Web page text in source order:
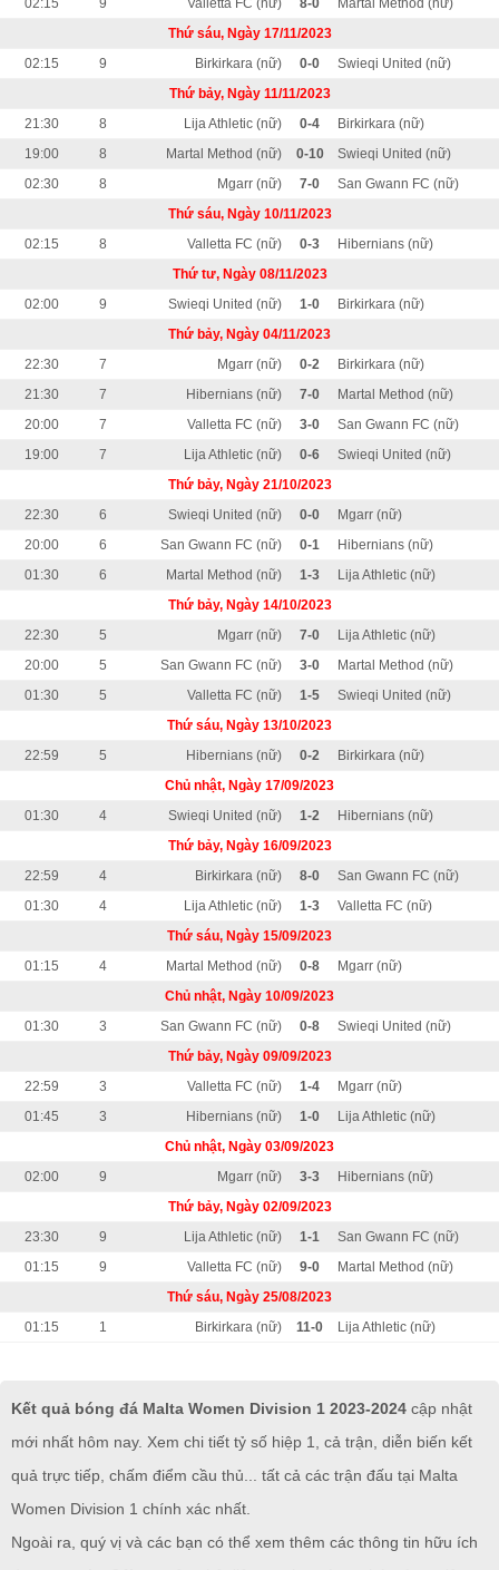
02:15
9 Valletta FC (nữ) 8-0
Martal Method (nữ)
Thứ sáu, Ngày 17/11/2023
02:15
9 Birkirkara (nữ) 0-0
Swieqi United (nữ)
Thứ bảy, Ngày 11/11/2023
21:30
8 Lija Athletic (nữ) 0-4
Birkirkara (nữ)
19:00
8 Martal Method (nữ) 0-10
Swieqi United (nữ)
02:30
8 Mgarr (nữ) 7-0
San Gwann FC (nữ)
Thứ sáu, Ngày 10/11/2023
02:15
8 Valletta FC (nữ) 0-3
Hibernians (nữ)
Thứ tư, Ngày 08/11/2023
02:00
9 Swieqi United (nữ) 1-0
Birkirkara (nữ)
Thứ bảy, Ngày 04/11/2023
22:30
7 Mgarr (nữ) 0-2
Birkirkara (nữ)
21:30
7 Hibernians (nữ) 7-0
Martal Method (nữ)
20:00
7 Valletta FC (nữ) 3-0
San Gwann FC (nữ)
19:00
7 Lija Athletic (nữ) 0-6
Swieqi United (nữ)
Thứ bảy, Ngày 21/10/2023
22:30
6 Swieqi United (nữ) 0-0
Mgarr (nữ)
20:00
6 San Gwann FC (nữ) 0-1
Hibernians (nữ)
01:30
6 Martal Method (nữ) 1-3
Lija Athletic (nữ)
Thứ bảy, Ngày 14/10/2023
22:30
5 Mgarr (nữ) 7-0
Lija Athletic (nữ)
20:00
5 San Gwann FC (nữ) 3-0
Martal Method (nữ)
01:30
5 Valletta FC (nữ) 1-5
Swieqi United (nữ)
Thứ sáu, Ngày 13/10/2023
22:59
5 Hibernians (nữ) 0-2
Birkirkara (nữ)
Chủ nhật, Ngày 17/09/2023
01:30
4 Swieqi United (nữ) 1-2
Hibernians (nữ)
Thứ bảy, Ngày 16/09/2023
22:59
4 Birkirkara (nữ) 8-0
San Gwann FC (nữ)
01:30
4 Lija Athletic (nữ) 1-3
Valletta FC (nữ)
Thứ sáu, Ngày 15/09/2023
01:15
4 Martal Method (nữ) 0-8
Mgarr (nữ)
Chủ nhật, Ngày 10/09/2023
01:30
3 San Gwann FC (nữ) 0-8
Swieqi United (nữ)
Thứ bảy, Ngày 09/09/2023
22:59
3 Valletta FC (nữ) 1-4
Mgarr (nữ)
01:45
3 Hibernians (nữ) 1-0
Lija Athletic (nữ)
Chủ nhật, Ngày 03/09/2023
02:00
9 Mgarr (nữ) 3-3
Hibernians (nữ)
Thứ bảy, Ngày 02/09/2023
23:30
9 Lija Athletic (nữ) 1-1
San Gwann FC (nữ)
01:15
9 Valletta FC (nữ) 9-0
Martal Method (nữ)
Thứ sáu, Ngày 25/08/2023
01:15
1 Birkirkara (nữ) 11-0 Lija Athletic (nữ)
Kết quả bóng đá Malta Women Division 1 2023-2024 cập nhật
mới nhất hôm nay. Xem chi tiết tỷ số hiệp 1, cả trận, diễn biến kết
quả trực tiếp, chấm điểm cầu thủ... tất cả các trận đấu tại Malta
Women Division 1 chính xác nhất.
Ngoài ra, quý vị và các bạn có thể xem thêm các thông tin hữu ích